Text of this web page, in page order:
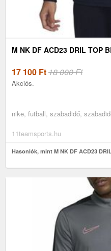
M NK DF ACD23 DRIL TOP
17 100 Ft18 000 Ft
Akciós.
nike, futball, szabadidő,
11teamsports.hu
Hasonlók, mint M NK DF ACD23